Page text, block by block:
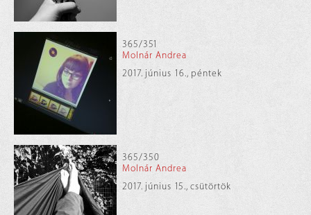
365/351
Molnár Andrea
2017. június 16., péntek
365/350
Molnár Andrea
2017. június 15., csütörtök